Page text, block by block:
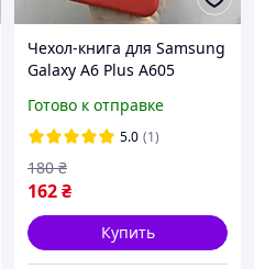
Чехол-книга для Samsung
Galaxy A6 Plus A605
телефон самсунг а6 плюс
красная stn
Готово к отправке
5.0 (1)
162₴
180 ₴
Купить